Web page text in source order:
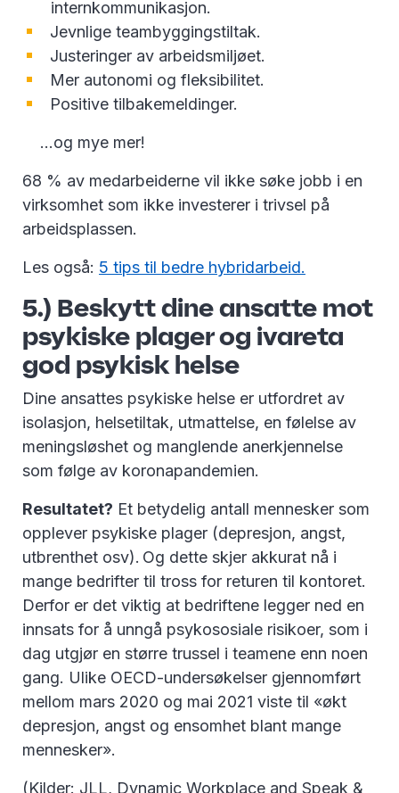
internkommunikasjon.
Jevnlige teambyggingstiltak.
Justeringer av arbeidsmiljøet.
Mer autonomi og fleksibilitet.
Positive tilbakemeldinger.
...og mye mer!
68 % av medarbeiderne vil ikke søke jobb i en
virksomhet som ikke investerer i trivsel på
arbeidsplassen.
Les også: 5 tips til bedre hybridarbeid.
5.) Beskytt dine ansatte mot
psykiske plager og ivareta
god psykisk helse
Dine ansattes psykiske helse er utfordret av
isolasjon, helsetiltak, utmattelse, en følelse av
meningsløshet og manglende anerkjennelse
som følge av koronapandemien.
Resultatet? Et betydelig antall mennesker som
opplever psykiske plager (depresjon, angst,
utbrenthet osv). Og dette skjer akkurat nå i
mange bedrifter til tross for returen til kontoret.
Derfor er det viktig at bedriftene legger ned en
innsats for å unngå psykososiale risikoer, som i
dag utgjør en større trussel i teamene enn noen
gang. Ulike OECD-undersøkelser gjennomført
mellom mars 2020 og mai 2021 viste til «økt
depresjon, angst og ensomhet blant mange
mennesker».
(Kilder: JLL, Dynamic Workplace and Speak &